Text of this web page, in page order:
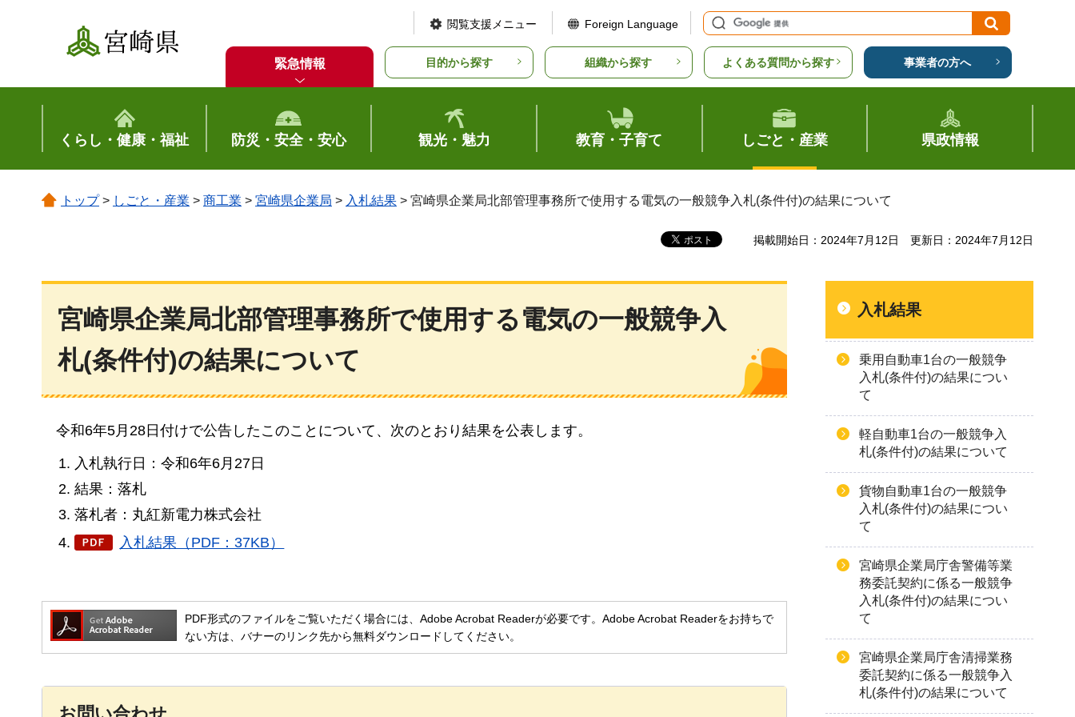
宮崎県
閲覧支援メニュー Foreign Language
緊急情報 目的から探す 組織から探す よくある質問から探す 事業者の方へ
くらし・健康・福祉 防災・安全・安心 観光・魅力 教育・子育て しごと・産業 県政情報
トップ> しごと・産業 > 商工業 > 宮崎県企業局 > 入札結果 > 宮崎県企業局北部管理事務所で使用する電気の一般競争入札(条件付)の結果について
掲載開始日：2024年7月12日 更新日：2024年7月12日
宮崎県企業局北部管理事務所で使用する電気の一般競争入
札(条件付)の結果について
令和6年5 月28日付けで公告したこのことについて、次のとおり結果を公表します。
入札執行日：令和6年6月27日
結果：落札
落札者：丸紅新電力株式会社
入札結果（PDF：37KB）
PDF形式のファイルをご覧いただく場合には、Adobe Acrobat Readerが必要です。Adobe Acrobat Readerをお持ちで
ない方は、バナーのリンク先から無料ダウンロードしてください。
入札結果
乗用自動車1台の一般競争
入札(条件付)の結果につい
て
軽自動車1台の一般競争入
札(条件付)の結果について
貨物自動車1台の一般競争
入札(条件付)の結果につい
て
宮崎県企業局庁舎警備等業
務委託契約に係る一般競争
入札(条件付)の結果につい
て
宮崎県企業局庁舎清掃業務
委託契約に係る一般競争入
札(条件付)の結果について